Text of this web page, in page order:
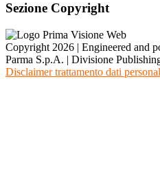
Sezione Copyright
Copyright 2026 | Engineered and
Parma S.p.A. | Divisione
Disclaimer trattamento dati